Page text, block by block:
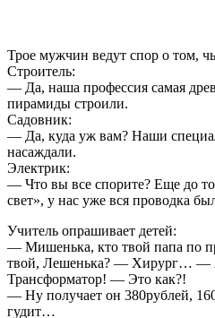
Трое мужчин ведут спор о том,
Строитель:
— Да, наша профессия самая
пирамиды строили.
Садовник:
— Да, куда уж вам? Наши
насаждали.
Электрик:
— Что вы все спорите? Еще до
свет», у нас уже вся проводка
Учитель опрашивает детей:
— Мишенька, кто твой папа
твой, Лешенька? — Хирург… —
Трансформатор! — Это как?!
— Ну получает он 380рублей,
гудит…